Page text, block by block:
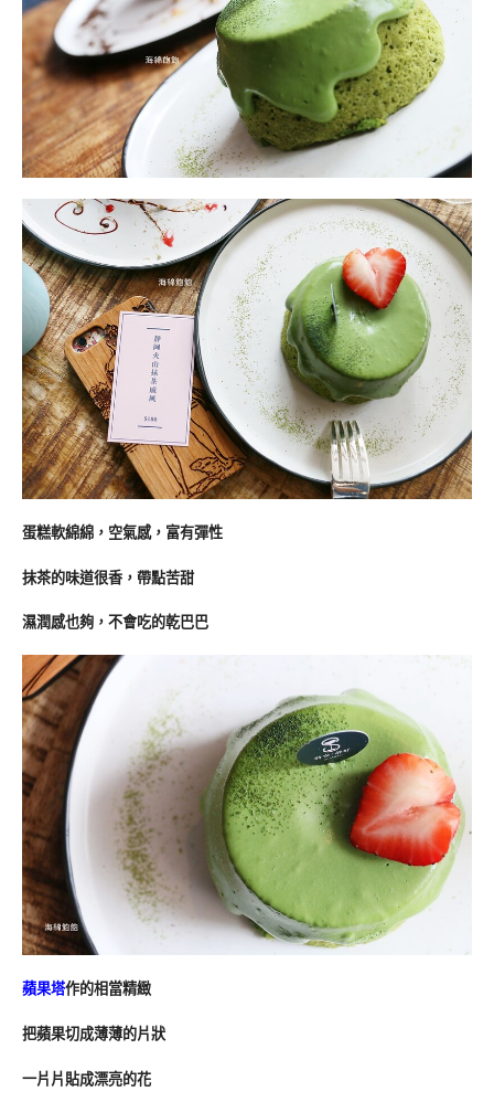
蛋糕軟綿綿，空氣感，富有彈性
抹茶的味道很香，帶點苦甜
濕潤感也夠，不會吃的乾巴巴
蘋果塔作的相當精緻
把蘋果切成薄薄的片狀
一片片貼成漂亮的花